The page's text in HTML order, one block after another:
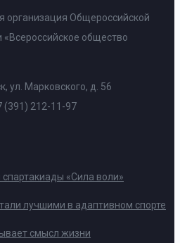
организация Общероссийской
общество
ул. Марковского, д. 56
(391) 212-11-97
спартакиады «Сила воли»
лучшими в адаптивном спорте